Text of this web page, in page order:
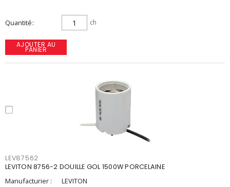
Quantité ch
AJOUTER AU
PANIER
LEV87562
LEVITON 8756-2 DOUILLE GOL 1500W PORCELAINE
Manufacturier : LEVITON